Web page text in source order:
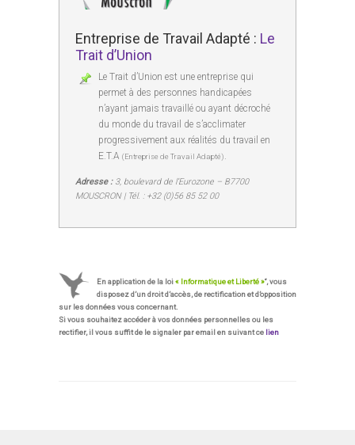
Entreprise de Travail Adapté : Le
Trait d’Union
Le Trait d’Union est une entreprise qui
permet à des personnes handicapées
n’ayant jamais travaillé ou ayant décroché
du monde du travail de s’acclimater
progressivement aux réalités du travail en
E.T.A (Entreprise de Travail Adapté).
Adresse :3, boulevard de l’Eurozone – B7700
MOUSCRON | Tél. : +32 (0)56 85 52 00
En application de la loi« Informatique et Liberté »“, vous
disposez d’un droit d’accès, de rectification et d’opposition
sur les données vous concernant.
Si vous souhaitez accéder à vos données personnelles ou les
rectifier, il vous suffit de le signaler par email en suivant ce lien